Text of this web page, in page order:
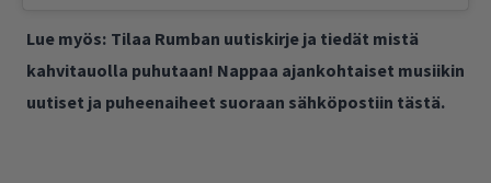
Lue myös: Tilaa Rumban uutiskirje ja tiedät mistä
kahvitauolla puhutaan! Nappaa ajankohtaiset musiikin
uutiset ja puheenaiheet suoraan sähköpostiin tästä.